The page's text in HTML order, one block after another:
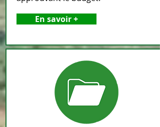
En savoir +